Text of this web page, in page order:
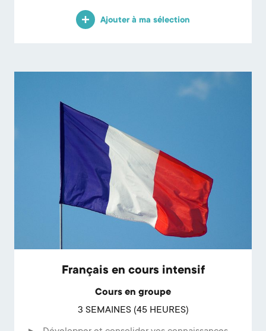
Ajouter à ma sélection
Français en cours intensif
Cours en groupe
3 SEMAINES (45 HEURES)